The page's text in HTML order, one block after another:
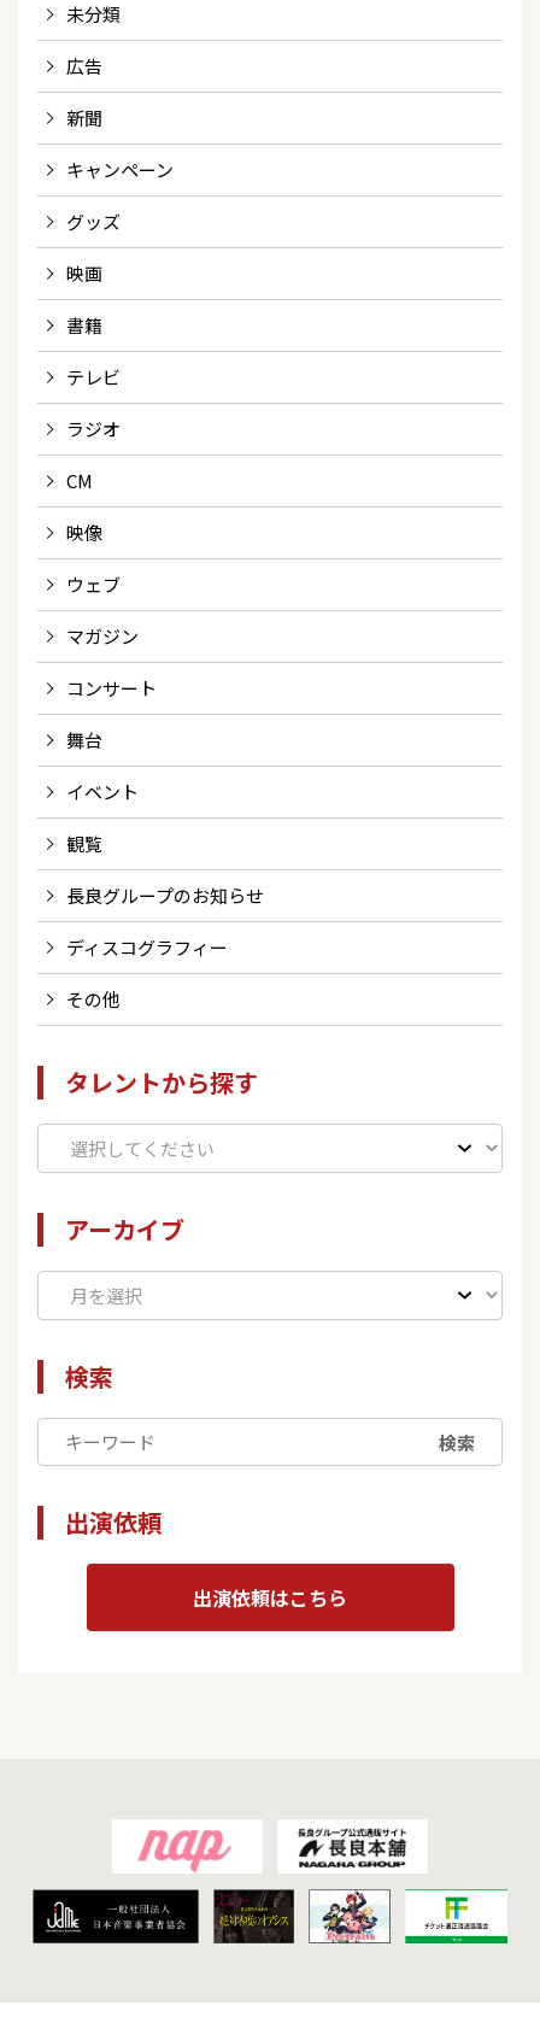
未分類
広告
新聞
キャンペーン
グッズ
映画
書籍
テレビ
ラジオ
CM
映像
ウェブ
マガジン
コンサート
舞台
イベント
観覧
長良グループのお知らせ
ディスコグラフィー
その他
タレントから探す
アーカイブ
検索
検索
出演依頼
出演依頼はこちら